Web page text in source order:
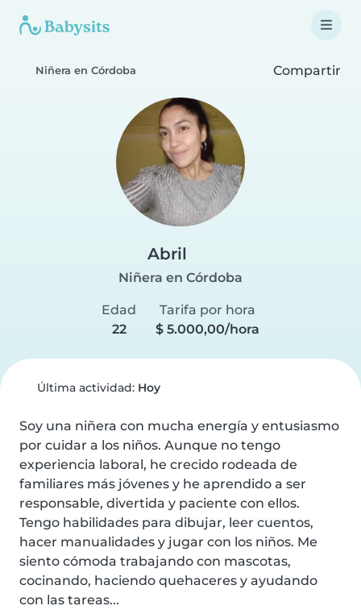
Niñera en Córdoba Compartir
Abril
Niñera en Córdoba
Edad
22
Tarifa por hora
$ 5.000,00/hora
Última actividad: Hoy
Soy una niñera con mucha energía y entusiasmo
por cuidar a los niños. Aunque no tengo
experiencia laboral, he crecido rodeada de
familiares más jóvenes y he aprendido a ser
responsable, divertida y paciente con ellos.
Tengo habilidades para dibujar, leer cuentos,
hacer manualidades y jugar con los niños. Me
siento cómoda trabajando con mascotas,
cocinando, haciendo quehaceres y ayudando
con las tareas...